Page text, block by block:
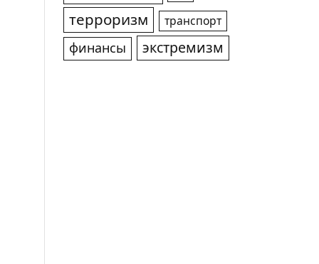
терроризм транспорт
финансы экстремизм